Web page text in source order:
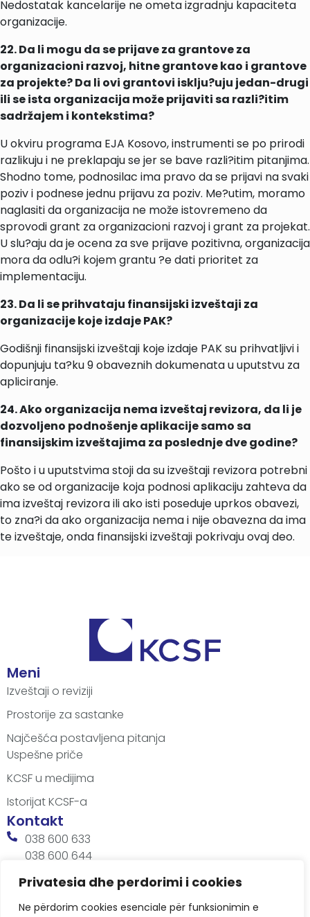
Privatesia dhe perdorimi i cookies
Ne përdorim cookies esenciale për funksionimin e
Nedostatak kancelarije ne ometa izgradnju kapaciteta
organizacije.
22. Da li mogu da se prijave za grantove za
organizacioni razvoj, hitne grantove kao i grantove
za projekte? Da li ovi grantovi isklju?uju jedan-drugi
ili se ista organizacija može prijaviti sa razli?itim
sadržajem i kontekstima?
U okviru programa EJA Kosovo, instrumenti se po prirodi
razlikuju i ne preklapaju se jer se bave razli?itim pitanjima.
Shodno tome, podnosilac ima pravo da se prijavi na svaki
poziv i podnese jednu prijavu za poziv. Me?utim, moramo
naglasiti da organizacija ne može istovremeno da
sprovodi grant za organizacioni razvoj i grant za projekat.
U slu?aju da je ocena za sve prijave pozitivna, organizacija
mora da odlu?i kojem grantu ?e dati prioritet za
implementaciju.
23. Da li se prihvataju finansijski izveštaji za
organizacije koje izdaje PAK?
Godišnji finansijski izveštaji koje izdaje PAK su prihvatljivi i
dopunjuju ta?ku 9 obaveznih dokumenata u uputstvu za
apliciranje.
24. Ako organizacija nema izveštaj revizora, da li je
dozvoljeno podnošenje aplikacije samo sa
finansijskim izveštajima za poslednje dve godine?
Pošto i u uputstvima stoji da su izveštaji revizora potrebni
ako se od organizacije koja podnosi aplikaciju zahteva da
ima izveštaj revizora ili ako isti poseduje uprkos obavezi,
to zna?i da ako organizacija nema i nije obavezna da ima
te izveštaje, onda finansijski izveštaji pokrivaju ovaj deo.
Meni
Izveštaji o reviziji
Prostorije za sastanke
Najčešća postavljena pitanja
Uspešne priče
KCSF u medijima
Istorijat KCSF-a
Kontakt
038 600 633
038 600 644
office@kcsfoundation.org
Besa Imami, Lam A, H1, Kat.12, nr. 65-1, Lakrishtë,